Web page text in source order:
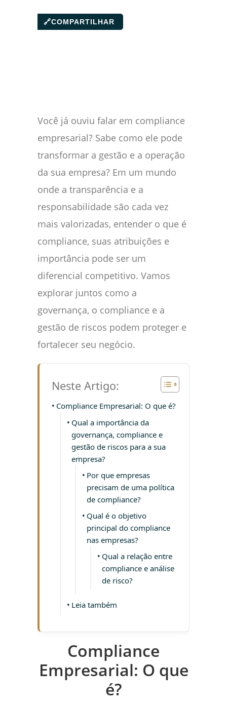
🔗COMPARTILHAR
Você já ouviu falar em compliance
empresarial? Sabe como ele pode
transformar a gestão e a operação
da sua empresa? Em um mundo
onde a transparência e a
responsabilidade são cada vez
mais valorizadas, entender o que é
compliance, suas atribuições e
importância pode ser um
diferencial competitivo. Vamos
explorar juntos como a
governança, o compliance e a
gestão de riscos podem proteger e
fortalecer seu negócio.
Neste Artigo:
Compliance Empresarial: O que é?
Qual a importância da
governança, compliance e
gestão de riscos para a sua
empresa?
Por que empresas
precisam de uma política
de compliance?
Qual é o objetivo
principal do compliance
nas empresas?
Qual a relação entre
compliance e análise
de risco?
Leia também
Compliance
Empresarial: O que
é?